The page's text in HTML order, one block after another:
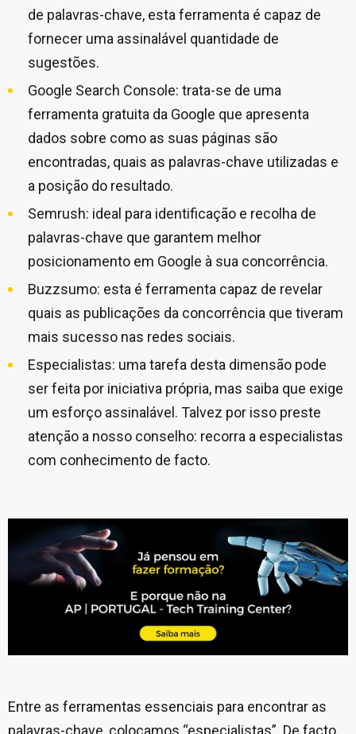
de palavras-chave, esta ferramenta é capaz de
fornecer uma assinalável quantidade de
sugestões.
Google Search Console: trata-se de uma
ferramenta gratuita da Google que apresenta
dados sobre como as suas páginas são
encontradas, quais as palavras-chave utilizadas e
a posição do resultado.
Semrush: ideal para identificação e recolha de
palavras-chave que garantem melhor
posicionamento em Google à sua concorrência.
Buzzsumo: esta é ferramenta capaz de revelar
quais as publicações da concorrência que tiveram
mais sucesso nas redes sociais.
Especialistas: uma tarefa desta dimensão pode
ser feita por iniciativa própria, mas saiba que exige
um esforço assinalável. Talvez por isso preste
atenção a nosso conselho: recorra a especialistas
com conhecimento de facto.
Entre as ferramentas essenciais para encontrar as
palavras-chave, colocamos “especialistas”. De facto,